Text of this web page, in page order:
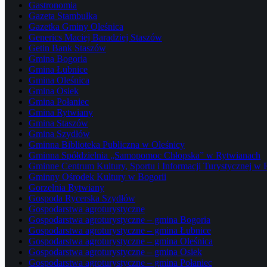
Gastronomia
Gazeta Stambułka
Gazetka Gminy Oleśnica
Generics Maciej Baradziej Staszów
Getin Bank Staszów
Gmina Bogoria
Gmina Łubnice
Gmina Oleśnica
Gmina Osiek
Gmina Połaniec
Gmina Rytwiany
Gmina Staszów
Gmina Szydłów
Gminna Biblioteka Publiczna w Oleśnicy
Gminna Spółdzielnia „Samopomoc Chłopska” w Rytwianach
Gminne Centrum Kultury, Sportu i Informacji Turystycznej w
Gminny Ośrodek Kultury w Bogorii
Gorzelnia Rytwiany
Gospoda Rycerska Szydłów
Gospodarstwa agroturystyczne
Gospodarstwa agroturystyczne – gmina Bogoria
Gospodarstwa agroturystyczne – gmina Łubnice
Gospodarstwa agroturystyczne – gmina Oleśnica
Gospodarstwa agroturystyczne – gmina Osiek
Gospodarstwa agroturystyczne – gmina Połaniec